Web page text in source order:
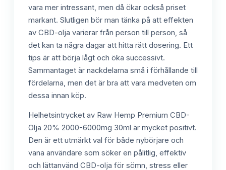
vara mer intressant, men då ökar också priset
markant. Slutligen bör man tänka på att effekten
av CBD-olja varierar från person till person, så
det kan ta några dagar att hitta rätt dosering. Ett
tips är att börja lågt och öka successivt.
Sammantaget är nackdelarna små i förhållande till
fördelarna, men det är bra att vara medveten om
dessa innan köp.
Helhetsintrycket av Raw Hemp Premium CBD-
Olja 20% 2000-6000mg 30ml är mycket positivt.
Den är ett utmärkt val för både nybörjare och
vana användare som söker en pålitlig, effektiv
och lättanvänd CBD-olja för sömn, stress eller